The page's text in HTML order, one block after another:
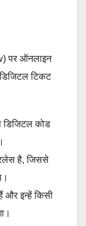
पर ऑनलाइन
टिकट
डिजिटल कोड
है, जिससे
और इन्हें किसी